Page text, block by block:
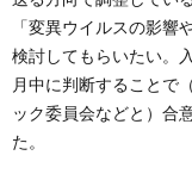
「変異ウイルスの影
検討してもらいたい。
月中に判断することで
ック委員会などと）合
た。